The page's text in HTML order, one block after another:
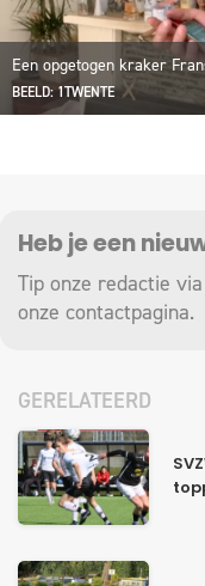
Een opgetogen kraker
BEELD: 1TWENTE
Heb je een
Tip onze redactie
onze contactpagina.
GERELATEERD